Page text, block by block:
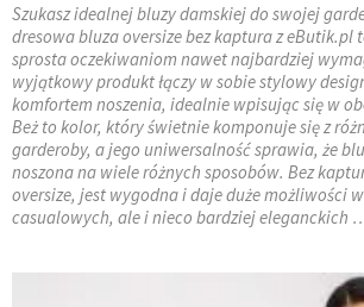
Szukasz idealnej bluzy damskiej do swojej
dresowa bluza oversize bez kaptura z eButik.pl
sprosta oczekiwaniom nawet najbardziej
wyjątkowy produkt łączy w sobie stylowy
komfortem noszenia, idealnie wpisując się w
Beż to kolor, który świetnie komponuje się z
garderoby, a jego uniwersalność sprawia, że
noszona na wiele różnych sposobów. Bez
oversize, jest wygodna i daje duże możliwości
casualowych, ale i nieco bardziej eleganckich